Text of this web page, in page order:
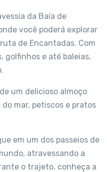
da Baía de
você poderá explorar
de Encantadas. Com
golfinhos e até baleias,
um delicioso almoço
mar, petiscos e pratos
em um dos passeios de
atravessando a
o trajeto, conheça a